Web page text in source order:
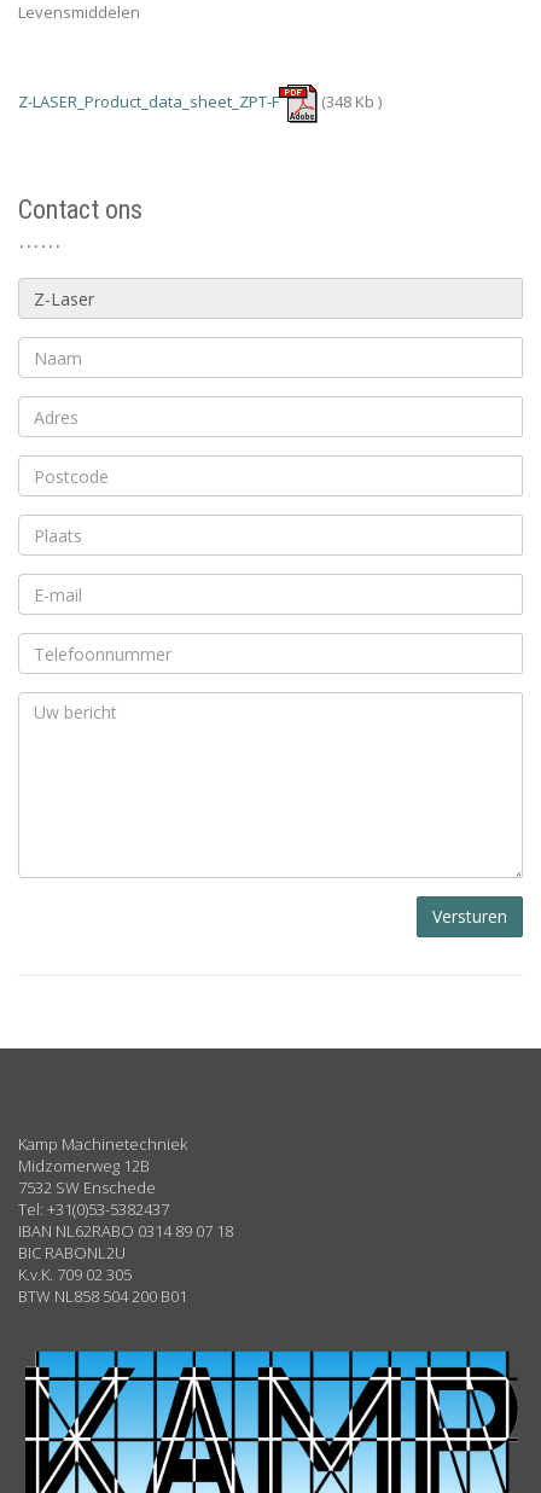
Levensmiddelen
Z-LASER_Product_data_sheet_ZPT-F (348 Kb )
Contact ons
Versturen
US
Kamp Machinetechniek
Midzomerweg 12B
7532 SW Enschede
Tel: +31(0)53-5382437
IBAN NL62RABO 0314 89 07 18
BIC RABONL2U
K.v.K. 709 02 305
BTW NL858 504 200 B01